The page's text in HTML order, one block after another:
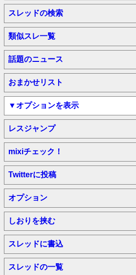
スレッドの検索
類似スレ一覧
話題のニュース
おまかせリスト
▼オプションを表示
レスジャンプ
mixiチェック！
Twitterに投稿
オプション
しおりを挟む
スレッドに書込
スレッドの一覧